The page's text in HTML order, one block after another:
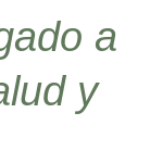
a
y